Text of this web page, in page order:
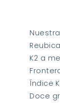
K2 a
Índice
Doce